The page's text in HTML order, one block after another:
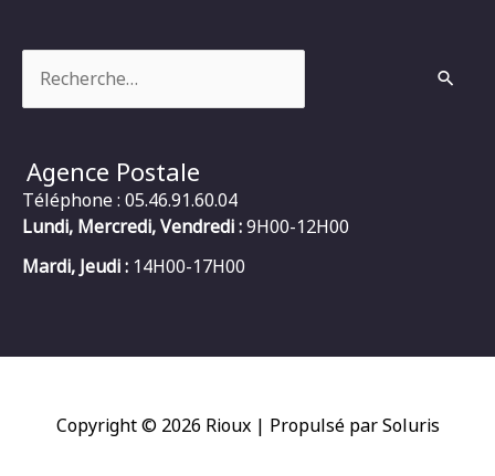
Agence Postale
Téléphone : 05.46.91.60.04
Lundi, Mercredi, Vendredi :9H00-12H00
Mardi, Jeudi : 14H00-17H00
Copyright © 2026 Rioux| Propulsé par Soluris